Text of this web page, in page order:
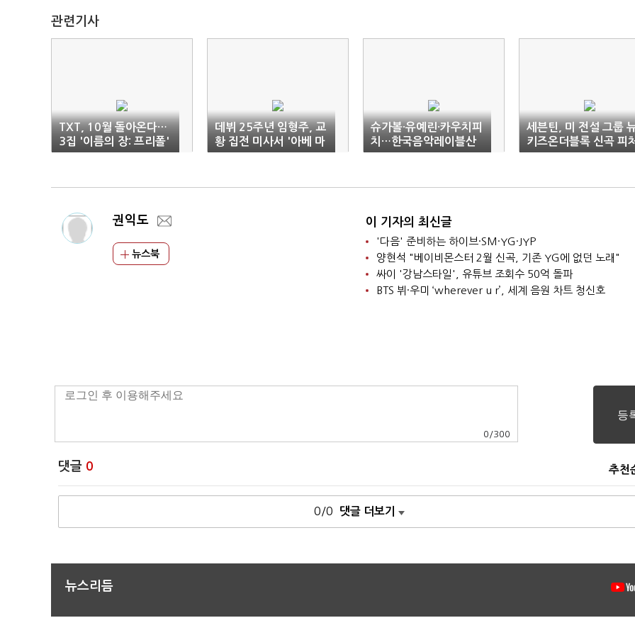
관련기사
TXT, 10월 돌아온다…
3집 '이름의 장: 프리폴'
데뷔 25주년 임형주, 교
황 집전 미사서 '아베 마
리아' 가창
슈가볼·유예린·카우치피
치…한국음악레이블산
업협회 '8월의 앨범'
세븐틴, 미 전설 그룹
키즈온더블록 신곡 피
링
권익도
뉴스북
이 기자의 최신글
'다음' 준비하는 하이브·SM·YG·JYP
양현석 "베이비몬스터 2월 신곡, 기존 YG에 없던 노래"
싸이 '강남스타일', 유튜브 조회수 50억 돌파
BTS 뷔·우미 ‘wherever u r’, 세계 음원 차트 청신호
0 /300
댓글 0 추천
0/0 댓글 더보기
뉴스리듬